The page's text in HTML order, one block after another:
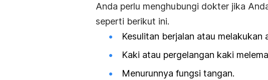
Anda perlu menghubungi dokter jika
seperti berikut ini.
Kesulitan berjalan atau melakukan
Kaki atau pergelangan kaki
Menurunnya fungsi tangan.